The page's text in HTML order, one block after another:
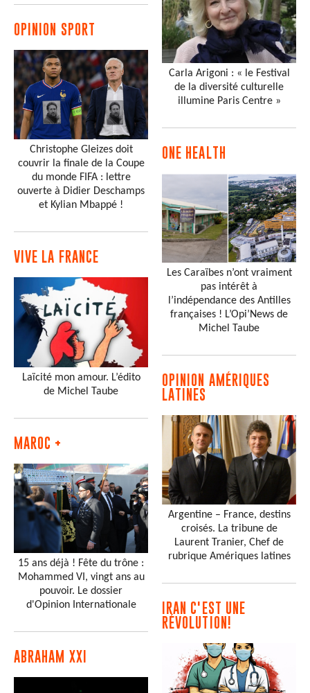
OPINION SPORT
Christophe Gleizes doit
couvrir la finale de la Coupe
du monde FIFA : lettre
ouverte à Didier Deschamps
et Kylian Mbappé !
VIVE LA FRANCE
Laïcité mon amour. L’édito
de Michel Taube
MAROC +
15 ans déjà ! Fête du trône :
Mohammed VI, vingt ans au
pouvoir. Le dossier
d'Opinion Internationale
ABRAHAM XXI
Carla Arigoni : « le Festival
de la diversité culturelle
illumine Paris Centre »
ONE HEALTH
Les Caraïbes n’ont vraiment
pas intérêt à
l’indépendance des Antilles
françaises ! L’Opi’News de
Michel Taube
OPINION AMÉRIQUES
LATINES
Argentine – France, destins
croisés. La tribune de
Laurent Tranier, Chef de
rubrique Amériques latines
IRAN C'EST UNE
RÉVOLUTION!